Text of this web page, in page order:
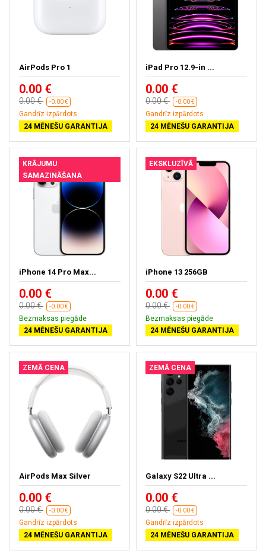
AirPods Pro 1
0.00 €
0.00 € -0.00 €
Gandrīz izpārdots
24 MĒNEŠU GARANTIJA
iPad Pro 12.9-in ...
0.00 €
0.00 € -0.00 €
Gandrīz izpārdots
24 MĒNEŠU GARANTIJA
KRĀJUMU
SAMAZINĀŠANA
iPhone 14 Pro Max...
0.00 €
0.00 € -0.00 €
Bezmaksas piegāde
24 MĒNEŠU GARANTIJA
EKSKLUZĪVĀ
iPhone 13 256GB
0.00 €
0.00 € -0.00 €
Bezmaksas piegāde
24 MĒNEŠU GARANTIJA
ZEMĀ CENA
AirPods Max Silver
0.00 €
0.00 € -0.00 €
Gandrīz izpārdots
24 MĒNEŠU GARANTIJA
ZEMĀ CENA
Galaxy S22 Ultra ...
0.00 €
0.00 € -0.00 €
Gandrīz izpārdots
24 MĒNEŠU GARANTIJA